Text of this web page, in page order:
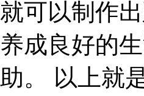
就可以制作
养成良好的
助。 以上就